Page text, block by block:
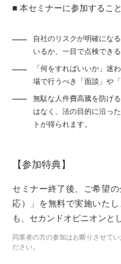
■ 本セミナーに参加するこ
自社のリスクが明確にな
いるか、一目で点検でき
「何をすればいいか」迷
場で行うべき「面談」や
無駄な人件費高騰を防げ
はなく、法の目的に沿っ
トが得られます。
【参加特典】
セミナー終了後、ご希望
応）」を無料で実施いた
も、セカンドオピニオンと
同業者の方の参加はお断りさせて
ださい。